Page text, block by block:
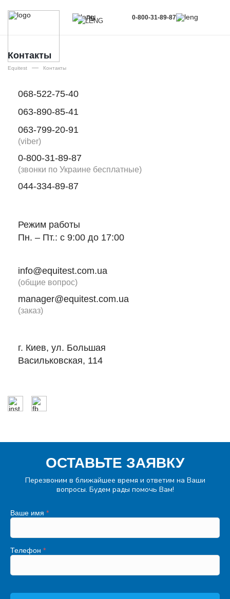
RU 0-800-31-89-87
Контакты
Equitest — Контакты
068-522-75-40
063-890-85-41
063-799-20-91
(viber)
0-800-31-89-87
(звонки по Украине бесплатные)
044-334-89-87
Режим работы
Пн. – Пт.: с 9:00 до 17:00
info@equitest.com.ua
(общие вопрос)
manager@equitest.com.ua
(заказ)
г. Киев, ул. Большая
Васильковская, 114
ОСТАВЬТЕ ЗАЯВКУ
Перезвоним в ближайшее время и ответим на Ваши
вопросы. Будем рады помочь Вам!
Ваше имя *
Телефон *